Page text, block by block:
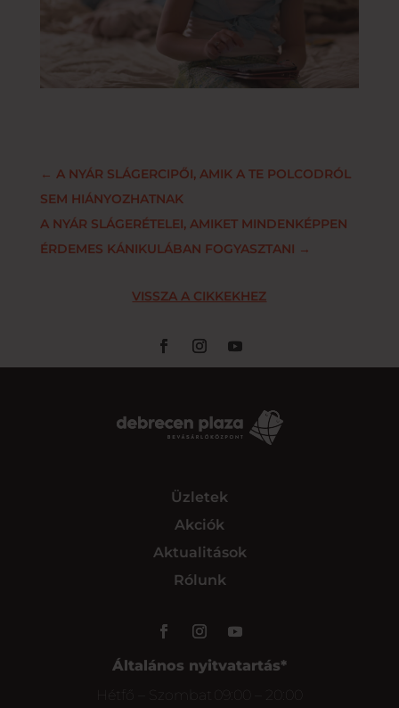
← A NYÁR SLÁGERCIPŐI, AMIK A TE POLCODRÓL
SEM HIÁNYOZHATNAK
A NYÁR SLÁGERÉTELEI, AMIKET MINDENKÉPPEN
ÉRDEMES KÁNIKULÁBAN FOGYASZTANI →
VISSZA A CIKKEKHEZ
Üzletek
Akciók
Aktualitások
Rólunk
Általános nyitvatartás*
Hétfő – Szombat